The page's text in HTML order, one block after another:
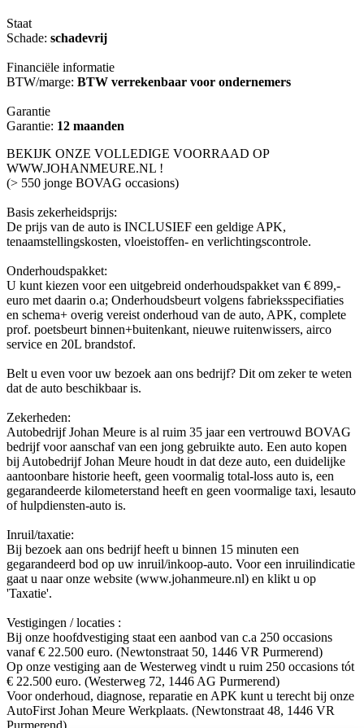
Staat
Schade: schadevrij
Financiële informatie
BTW/marge: BTW verrekenbaar voor ondernemers
Garantie
Garantie: 12 maanden
BEKIJK ONZE VOLLEDIGE VOORRAAD OP
WWW.JOHANMEURE.NL !
(> 550 jonge BOVAG occasions)
Basis zekerheidsprijs:
De prijs van de auto is INCLUSIEF een geldige APK,
tenaamstellingskosten, vloeistoffen- en verlichtingscontrole.
Onderhoudspakket:
U kunt kiezen voor een uitgebreid onderhoudspakket van € 899,-
euro met daarin o.a; Onderhoudsbeurt volgens fabrieksspecifiaties
en schema+ overig vereist onderhoud van de auto, APK, complete
prof. poetsbeurt binnen+buitenkant, nieuwe ruitenwissers, airco
service en 20L brandstof.
Belt u even voor uw bezoek aan ons bedrijf? Dit om zeker te weten
dat de auto beschikbaar is.
Zekerheden:
Autobedrijf Johan Meure is al ruim 35 jaar een vertrouwd BOVAG
bedrijf voor aanschaf van een jong gebruikte auto. Een auto kopen
bij Autobedrijf Johan Meure houdt in dat deze auto, een duidelijke
aantoonbare historie heeft, geen voormalig total-loss auto is, een
gegarandeerde kilometerstand heeft en geen voormalige taxi, lesauto
of hulpdiensten-auto is.
Inruil/taxatie:
Bij bezoek aan ons bedrijf heeft u binnen 15 minuten een
gegarandeerd bod op uw inruil/inkoop-auto. Voor een inruilindicatie
gaat u naar onze website (www.johanmeure.nl) en klikt u op
'Taxatie'.
Vestigingen / locaties :
Bij onze hoofdvestiging staat een aanbod van c.a 250 occasions
vanaf € 22.500 euro. (Newtonstraat 50, 1446 VR Purmerend)
Op onze vestiging aan de Westerweg vindt u ruim 250 occasions tót
€ 22.500 euro. (Westerweg 72, 1446 AG Purmerend)
Voor onderhoud, diagnose, reparatie en APK kunt u terecht bij onze
AutoFirst Johan Meure Werkplaats. (Newtonstraat 48, 1446 VR
Purmerend)